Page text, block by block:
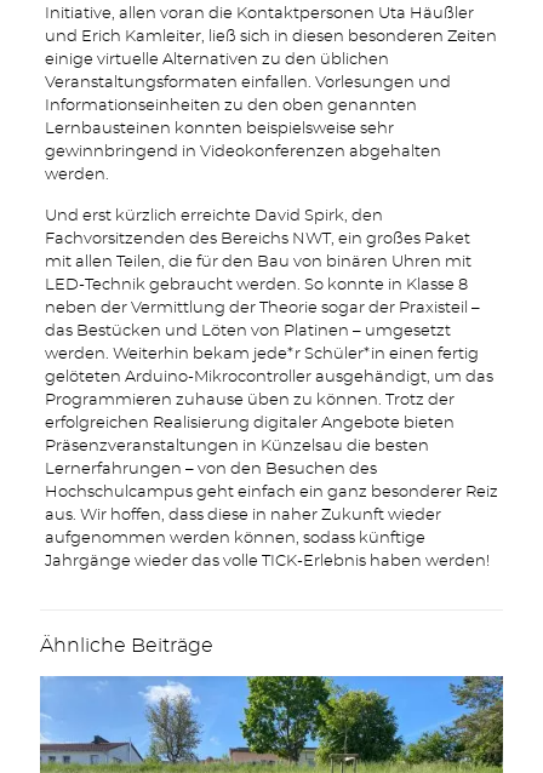
Initiative, allen voran die Kontaktpersonen Uta Häußler
und Erich Kamleiter, ließ sich in diesen besonderen Zeiten
einige virtuelle Alternativen zu den üblichen
Veranstaltungsformaten einfallen. Vorlesungen und
Informationseinheiten zu den oben genannten
Lernbausteinen konnten beispielsweise sehr
gewinnbringend in Videokonferenzen abgehalten
werden.
Und erst kürzlich erreichte David Spirk, den
Fachvorsitzenden des Bereichs NWT, ein großes Paket
mit allen Teilen, die für den Bau von binären Uhren mit
LED-Technik gebraucht werden. So konnte in Klasse 8
neben der Vermittlung der Theorie sogar der Praxisteil –
das Bestücken und Löten von Platinen – umgesetzt
werden. Weiterhin bekam jede*r Schüler*in einen fertig
gelöteten Arduino-Mikrocontroller ausgehändigt, um das
Programmieren zuhause üben zu können. Trotz der
erfolgreichen Realisierung digitaler Angebote bieten
Präsenzveranstaltungen in Künzelsau die besten
Lernerfahrungen – von den Besuchen des
Hochschulcampus geht einfach ein ganz besonderer Reiz
aus. Wir hoffen, dass diese in naher Zukunft wieder
aufgenommen werden können, sodass künftige
Jahrgänge wieder das volle TICK-Erlebnis haben werden!
Ähnliche Beiträge